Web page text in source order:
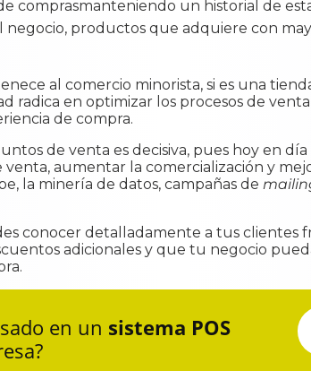
comprasmanteniendo un historial de
negocio, productos que adquiere con
al comercio minorista, si es una
radica en optimizar los procesos de
de compra.
de venta es decisiva, pues hoy en día
aumentar la comercialización y
la minería de datos, campañas de
conocer detalladamente a tus clientes
adicionales y que tu negocio
en un sistema POS